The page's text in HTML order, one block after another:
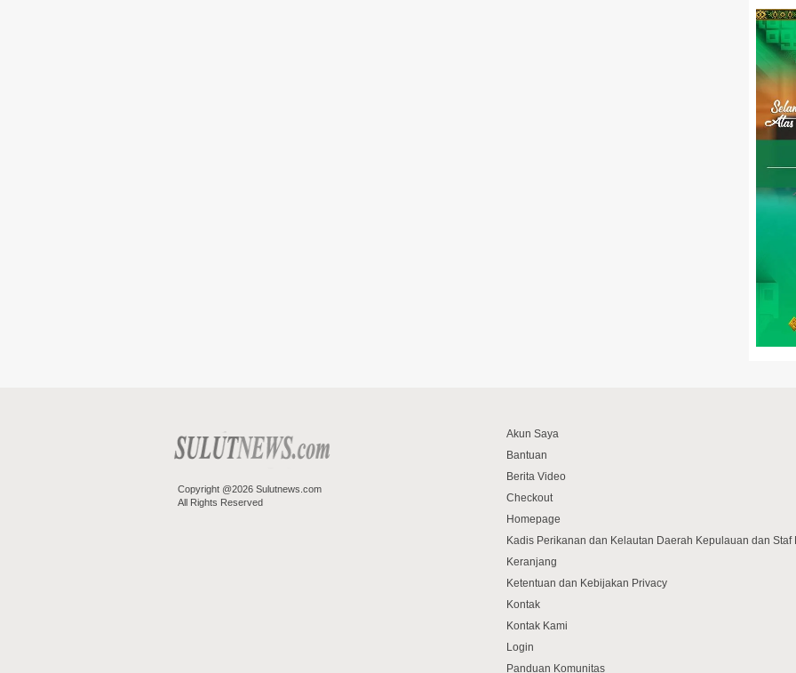
Copyright @2026 Sulutnews.com
All Rights Reserved
Akun Saya
Bantuan
Berita Video
Checkout
Homepage
Kadis Perikanan dan Kelautan Daerah Kepulauan dan Staf
Keranjang
Ketentuan dan Kebijakan Privacy
Kontak
Kontak Kami
Login
Panduan Komunitas